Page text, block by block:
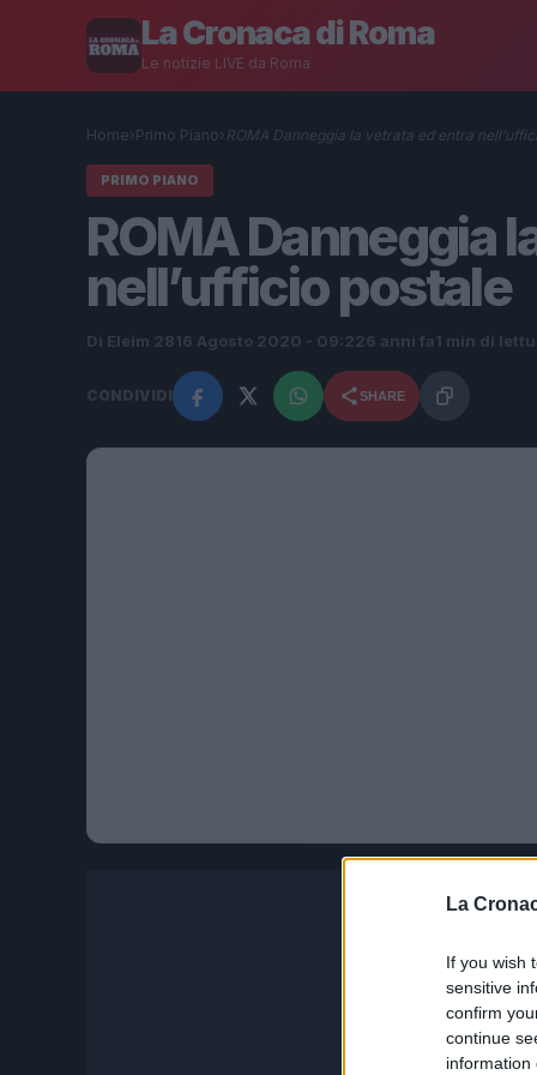
La
If you wish
sensitive
confirm
continue
information
La Cronaca di Roma
Le notizie LIVE da Roma
Home› Primo Piano› ROMA Danneggia la vetrata ed entra
PRIMO PIANO
ROMA Danneggia
nell’ufficio postale
Di Eleim 28 16 Agosto 2020 - 09:226 anni fa 1 min di
CONDIVIDI SHARE